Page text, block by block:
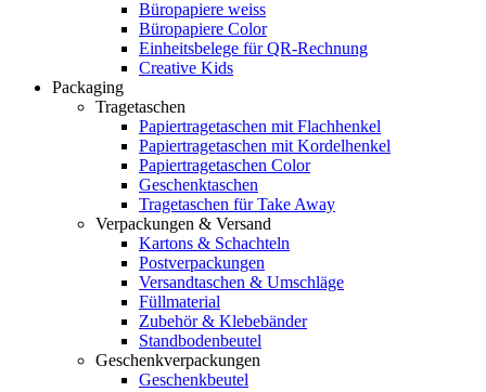
Büropapiere weiss
Büropapiere Color
Einheitsbelege für QR-Rechnung
Creative Kids
Packaging
Tragetaschen
Papiertragetaschen mit Flachhenkel
Papiertragetaschen mit Kordelhenkel
Papiertragetaschen Color
Geschenktaschen
Tragetaschen für Take Away
Verpackungen & Versand
Kartons & Schachteln
Postverpackungen
Versandtaschen & Umschläge
Füllmaterial
Zubehör & Klebebänder
Standbodenbeutel
Geschenkverpackungen
Geschenkbeutel